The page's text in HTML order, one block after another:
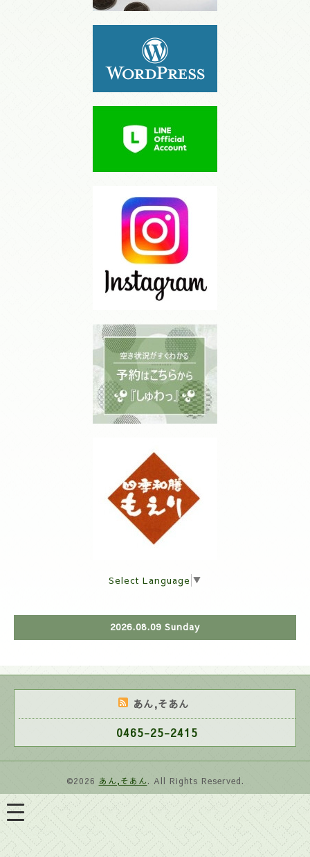
Select Language ▼
2026.08.09 Sunday
あん,そあん
0465-25-2415
©2026 あん,そあん. All Rights Reserved.